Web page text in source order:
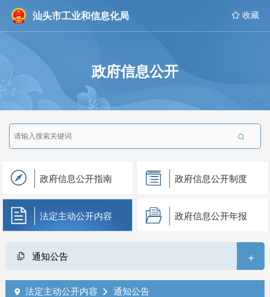
汕头市工业和信息化局  收藏
政府信息公开

政府信息公开指南 政府信息公开制度
法定主动公开内容 政府信息公开年报
通知公告 +
 法定主动公开内容  通知公告